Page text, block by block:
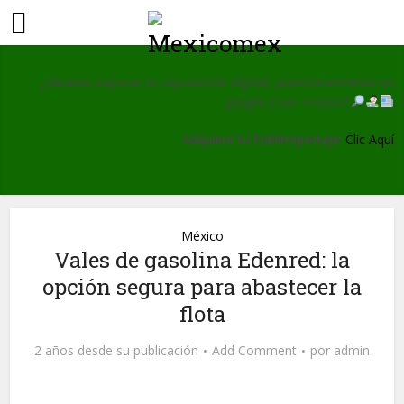
¿Deseas mejorar tu reputación digital, posicionamiento en
google y ser noticia?
Adquiere tu Publirreportaje: Clic Aquí
México
Vales de gasolina Edenred: la
opción segura para abastecer la
flota
2 años desde su publicación Add Comment por admin